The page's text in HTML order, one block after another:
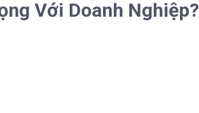
Với Doanh Nghiệp?